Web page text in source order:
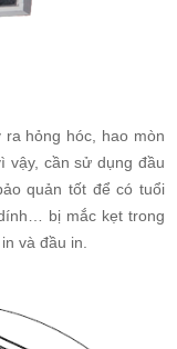
ra hỏng hóc, hao mòn
vậy, cần sử dụng đầu
quản tốt để có tuổi
bị mắc kẹt trong
và đầu in.